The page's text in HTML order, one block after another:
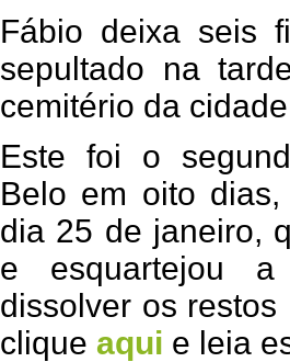
Fábio deixa seis
sepultado na
cemitério da
Este foi o
Belo em oito
dia 25 de janeiro,
e esquartejou a
dissolver os
clique aqui e leia